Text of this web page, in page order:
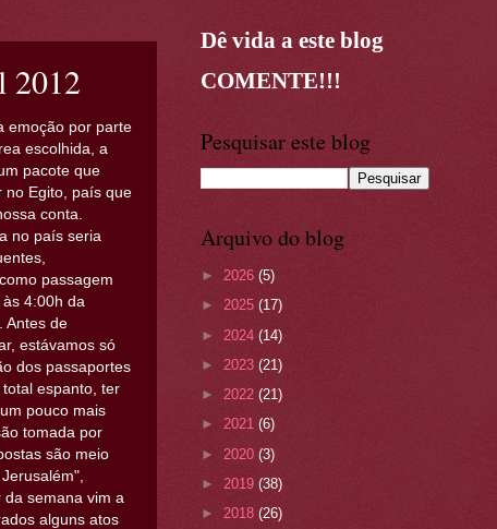
2012
emoção por parte
escolhida, a
pacote que
no Egito, país que
conta.
no país seria
passagem
4:00h da
Antes de
estávamos só
dos passaportes
espanto, ter
pouco mais
tomada por
são meio
semana vim a
alguns atos
Dê vida a este blog
COMENTE!!!
Pesquisar este blog
Arquivo do blog
► 2026 (5)
► 2025 (17)
► 2024 (14)
► 2023 (21)
► 2022 (21)
► 2021 (6)
► 2020 (3)
► 2019 (38)
► 2018 (26)